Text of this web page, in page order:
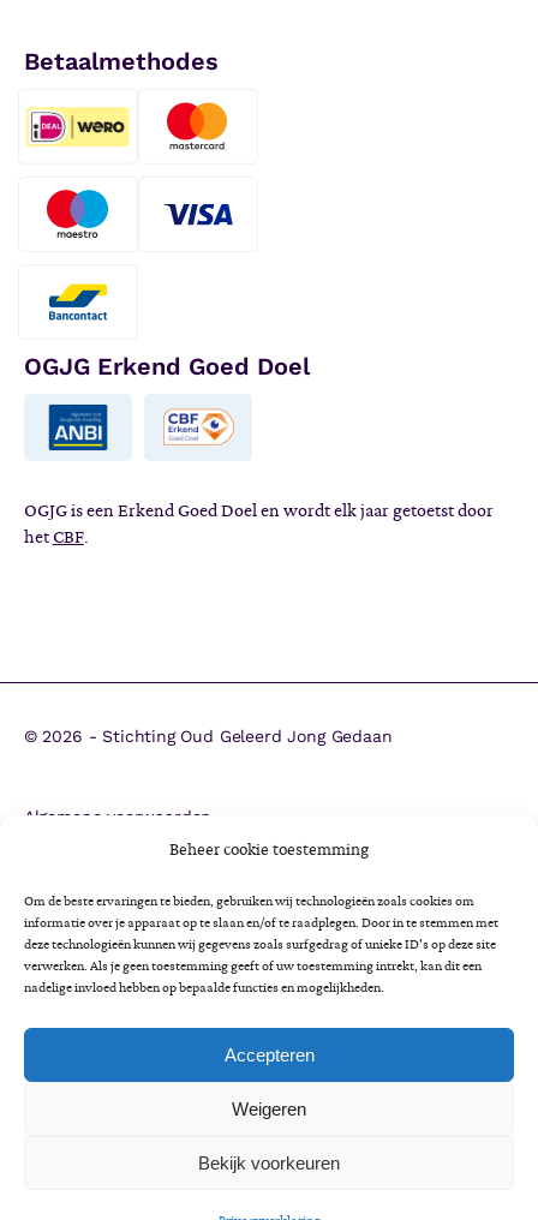
Beheer cookie toestemming
Om de beste ervaringen te bieden, gebruiken wij technologieën zoals cookies om
informatie over je apparaat op te slaan en/of te raadplegen. Door in te stemmen met
deze technologieën kunnen wij gegevens zoals surfgedrag of unieke ID's op deze site
verwerken. Als je geen toestemming geeft of uw toestemming intrekt, kan dit een
nadelige invloed hebben op bepaalde functies en mogelijkheden.
Accepteren
Weigeren
Bekijk voorkeuren
Betaalmethodes
OGJG Erkend Goed Doel
OGJG is een Erkend Goed Doel en wordt elk jaar getoetst door
hetCBF.
© 2026 - Stichting Oud Geleerd Jong Gedaan
Algemene voorwaarden
Colofon
Cookieverklaring
Impactrapportage 2025
Minimaregeling voor senioren
Vrijwilligersbeleid en gedragscode
A